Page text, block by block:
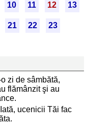
10 11 12 13
21 22 23
zi de sâmbătă,
flămânzit şi au
ucenicii Tăi fac